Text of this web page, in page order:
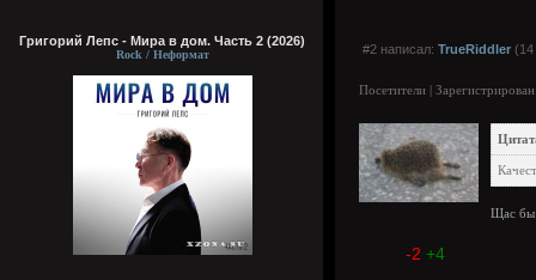
Григорий Лепс - Мира в дом. Часть 2 (2026)
Rock / Неформат #2 написал: TrueRiddler
Посетители |
Щас бы
-2 +4